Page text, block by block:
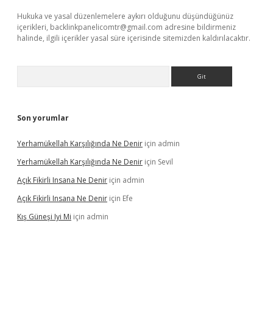
Hukuka ve yasal düzenlemelere aykırı olduğunu düşündüğünüz
içerikleri, backlinkpanelicomtr@gmail.com adresine bildirmeniz
halinde, ilgili içerikler yasal süre içerisinde sitemizden kaldırılacaktır.
Son yorumlar
Yerhamükellah Karşılığında Ne Denir için admin
Yerhamükellah Karşılığında Ne Denir için Sevil
Açık Fikirli Insana Ne Denir için admin
Açık Fikirli Insana Ne Denir için Efe
Kış Güneşi Iyi Mi için admin